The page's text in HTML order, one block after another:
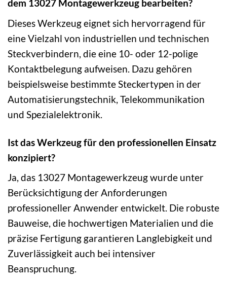
dem 13027 Montagewerkzeug bearbeiten?
Dieses Werkzeug eignet sich hervorragend für
eine Vielzahl von industriellen und technischen
Steckverbindern, die eine 10- oder 12-polige
Kontaktbelegung aufweisen. Dazu gehören
beispielsweise bestimmte Steckertypen in der
Automatisierungstechnik, Telekommunikation
und Spezialelektronik.
Ist das Werkzeug für den professionellen Einsatz
konzipiert?
Ja, das 13027 Montagewerkzeug wurde unter
Berücksichtigung der Anforderungen
professioneller Anwender entwickelt. Die robuste
Bauweise, die hochwertigen Materialien und die
präzise Fertigung garantieren Langlebigkeit und
Zuverlässigkeit auch bei intensiver
Beanspruchung.